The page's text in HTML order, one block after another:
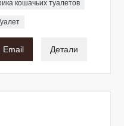
кошачьих туалетов
Email Детали